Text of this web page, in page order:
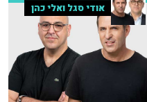
אודי סגל ואלי כהן